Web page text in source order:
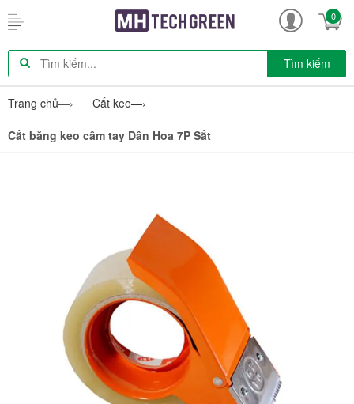
0
Tìm kiếm
Trang chủ—› Cắt keo—›
Cắt băng keo cầm tay Dân Hoa 7P Sắt